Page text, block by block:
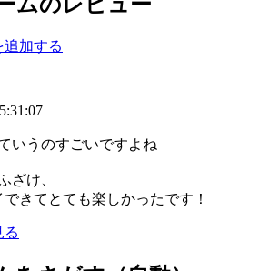
追加する
いうのすごいですよね
ざけ、
きてとても楽しかったです！